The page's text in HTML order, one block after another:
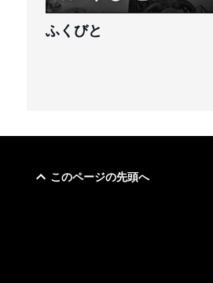
ふくびと
このページの先頭へ